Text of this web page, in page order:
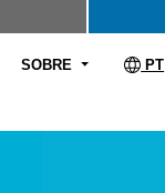
SOBRE PT